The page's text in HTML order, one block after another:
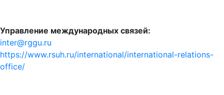
Управление международных связей:
inter@rggu.ru
https://www.rsuh.ru/international/international-relations-
office/